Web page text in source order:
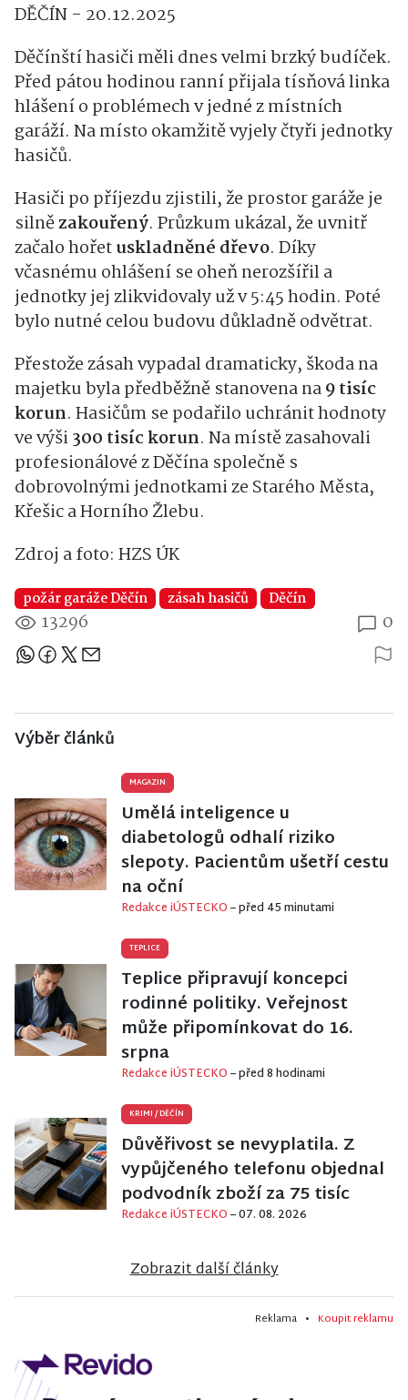
DĚČÍN - 20.12.2025
Děčínští hasiči měli dnes velmi brzký budíček.
Před pátou hodinou ranní přijala tísňová linka
hlášení o problémech v jedné z místních
garáží. Na místo okamžitě vyjely čtyři jednotky
hasičů.
Hasiči po příjezdu zjistili, že prostor garáže je
silnězakouřený. Průzkum ukázal, že uvnitř
začalo hořetuskladněné dřevo. Díky
včasnému ohlášení se oheň nerozšířil a
jednotky jej zlikvidovaly už v 5:45 hodin. Poté
bylo nutné celou budovu důkladně odvětrat.
Přestože zásah vypadal dramaticky, škoda na
majetku byla předběžně stanovena na9 tisíc
korun. Hasičům se podařilo uchránit hodnoty
ve výši300 tisíc korun. Na místě zasahovali
profesionálové z Děčína společně s
dobrovolnými jednotkami ze Starého Města,
Křešic a Horního Žlebu.
Zdroj a foto: HZS ÚK
požár garáže Děčín zásah hasičů Děčín
13296 0
Sdílejte článek
Výběr článků
MAGAZIN
Umělá inteligence u
diabetologů odhalí riziko
slepoty. Pacientům ušetří cestu
na oční
Redakce iÚSTECKO– před 45 minutami
TEPLICE
Teplice připravují koncepci
rodinné politiky. Veřejnost
může připomínkovat do 16.
srpna
Redakce iÚSTECKO– před 8 hodinami
KRIMI /DĚČÍN
Důvěřivost se nevyplatila. Z
vypůjčeného telefonu objednal
podvodník zboží za 75 tisíc
Redakce iÚSTECKO– 07. 08. 2026
Zobrazit další články
Reklama • Koupit reklamu